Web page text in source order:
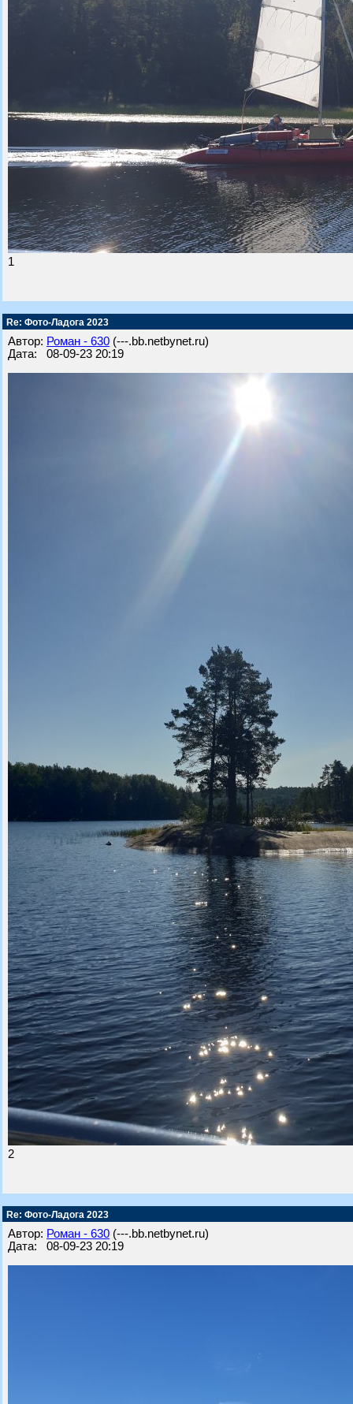
1
Re: Фото-Ладога 2023
Автор: Роман - 630 (---.bb.netbynet.ru)
Дата: 08-09-23 20:19
2
Re: Фото-Ладога 2023
Автор: Роман - 630 (---.bb.netbynet.ru)
Дата: 08-09-23 20:19